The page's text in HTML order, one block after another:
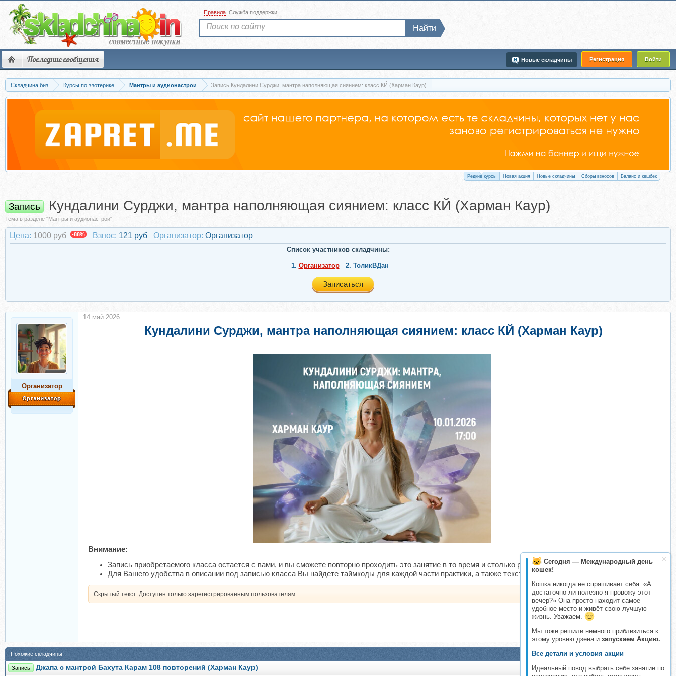
Последние сообщения Регистрация Войти
Новые складчины
Правила Служба поддержки
Найти
Складчина биз Курсы по эзотерике Мантры и аудионастрои Запись Кундалини Сурджи, мантра наполняющая сиянием: класс КЙ (Харман Каур)
Редкие курсы Новая акция Новые складчины Сборы взносов Баланс и кешбек
Сегодня — Международный день
кошек!
Кошка никогда не спрашивает себя: «А
достаточно ли полезно я провожу этот
вечер?» Она просто находит самое
удобное место и живёт свою лучшую
жизнь. Уважаем.
Мы тоже решили немного приблизиться к
этому уровню дзена и запускаем Акцию.
Все детали и условия акции
Идеальный повод выбрать себе занятие по
Запись Кундалини Сурджи, мантра наполняющая сиянием: класс КЙ (Харман Каур)
Тема в разделе "Мантры и аудионастрои"
Цена: 1000 руб -88% Взнос: 121 руб Организатор: Организатор
Список участников складчины:
1. Организатор 2. ТоликВДан
Записаться
Организатор
Кундалини Сурджи, мантра наполняющая сиянием: класс КЙ (Харман Каур)
Внимание:
Запись приобретаемого класса остается с вами, и вы сможете повторно проходить это занятие в то время и столько раз, сколько вам потребуется.
Для Вашего удобства в описании под записью класса Вы найдете таймкоды для каждой части практики, а также тексты мантр, используемых на классе.
Скрытый текст. Доступен только зарегистрированным пользователям.
14 май 2026
Похожие складчины
Запись Джапа с мантрой Бахута Карам 108 повторений (Харман Каур)